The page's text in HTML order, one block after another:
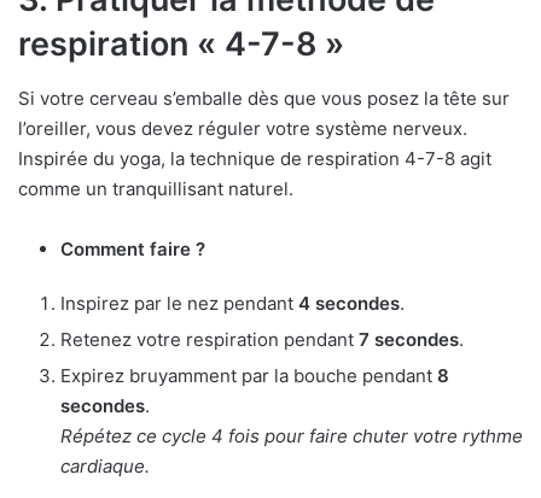
respiration « 4-7-8 »
Si votre cerveau s’emballe dès que vous posez la tête sur
l’oreiller, vous devez réguler votre système nerveux.
Inspirée du yoga, la technique de respiration 4-7-8 agit
comme un tranquillisant naturel.
Comment faire ?
Inspirez par le nez pendant 4 secondes.
Retenez votre respiration pendant 7 secondes.
Expirez bruyamment par la bouche pendant 8
secondes.
Répétez ce cycle 4 fois pour faire chuter votre rythme
cardiaque.